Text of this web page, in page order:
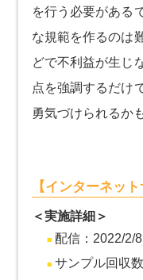
を行う必要がある
な規範を作るのは
どで不利益が生じ
点を強調するだけ
勇気づけられるか
【インターネッ
＜実施詳細＞
配信：2022/2/8
サンプル回収